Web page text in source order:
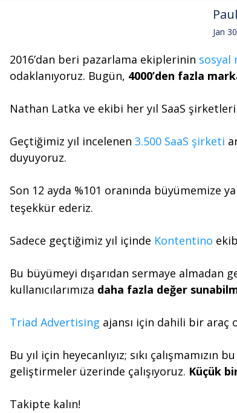
Jan
2016’dan beri pazarlama ekiplerinin sosyal
odaklanıyoruz. Bugün, 4000’den fazla
Nathan Latka ve ekibi her yıl SaaS
Geçtiğimiz yıl incelenen 3.500 SaaS şirketi
duyuyoruz.
Son 12 ayda %101 oranında büyümemize
teşekkür ederiz.
Sadece geçtiğimiz yıl içinde Kontentino
Bu büyümeyi dışarıdan sermaye almadan
kullanıcılarımıza daha fazla değer
Triad Advertising ajansı için dahili bir araç
Bu yıl için heyecanlıyız; sıkı
geliştirmeler üzerinde çalışıyoruz. Küçük
Takipte kalın!